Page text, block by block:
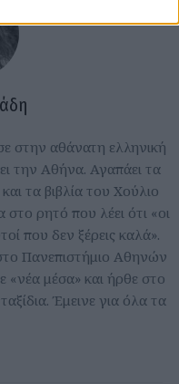
στην αθάνατη ελληνική
την Αθήνα. Αγαπάει τα
τα βιβλία του Χούλιο
ρητό που λέει ότι «οι
που δεν ξέρεις καλά».
Πανεπιστήμιο Αθηνών
μέσα» και ήρθε στο
Έμεινε για όλα τα